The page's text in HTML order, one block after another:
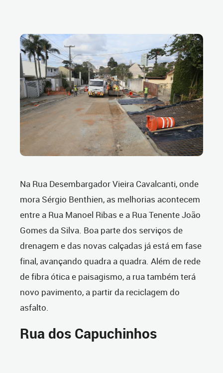
Na Rua Desembargador Vieira Cavalcanti, onde
mora Sérgio Benthien, as melhorias acontecem
entre a Rua Manoel Ribas e a Rua Tenente João
Gomes da Silva. Boa parte dos serviços de
drenagem e das novas calçadas já está em fase
final, avançando quadra a quadra. Além de rede
de fibra ótica e paisagismo, a rua também terá
novo pavimento, a partir da reciclagem do
asfalto.
Rua dos Capuchinhos